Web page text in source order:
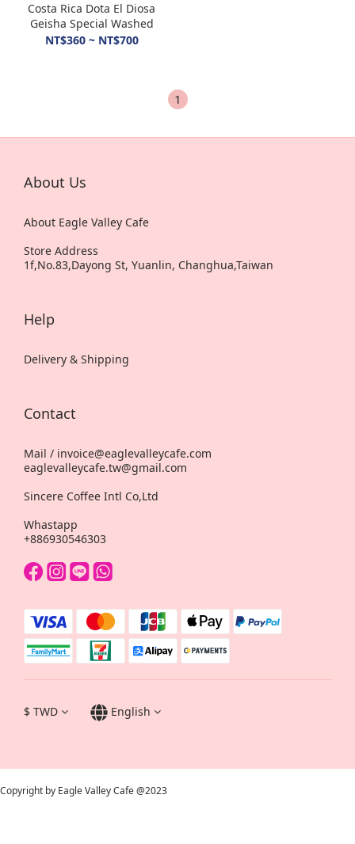
Costa Rica Dota El Diosa
Geisha Special Washed
NT$360 ~ NT$700
1
About Us
About Eagle Valley Cafe
Store Address
1f,No.83,Dayong St, Yuanlin, Changhua,Taiwan
Help
Delivery & Shipping
Contact
Mail / invoice@eaglevalleycafe.com
eaglevalleycafe.tw@gmail.com
Sincere Coffee Intl Co,Ltd
Whastapp
+886930546303
$ TWD English
Copyright by Eagle Valley Cafe @2023